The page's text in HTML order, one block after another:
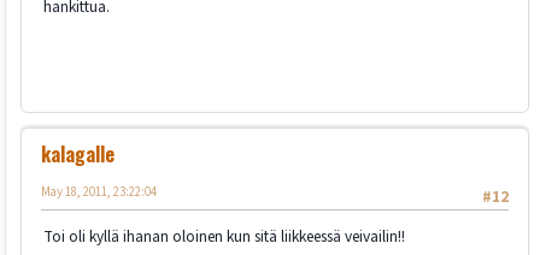
hankittua.
kalagalle
#12
May 18, 2011, 23:22:04
Toi oli kyllä ihanan oloinen kun sitä liikkeessä veivailin!!